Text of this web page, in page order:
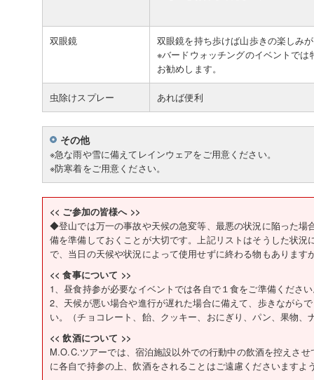
双眼鏡
双眼鏡を持ち歩けば山歩きの楽しみ
※バードウォッチングのイベントでは
お勧めします。
虫除けスプレー あれば便利
その他
※急な雨や雪に備えてレインウェアをご用意ください。
※防寒着をご用意ください。
<< ご参加の皆様へ >>
◆登山では万一の事故や天候の急変等、最悪の状況に陥った場
備を準備しておくことが大切です。上記リストはそうした状況
で、当日の天候や状況によって使用せずに終わる物もあります
<< 食事について >>
1、昼食持参が必要なイベントでは各自で１食をご準備くださ
2、天候が悪い場合や進行が遅れた場合に備えて、歩きながら
い。（チョコレート、飴、クッキー、おにぎり、パン、果物、
<< 飲酒について >>
M.O.C.ツアーでは、宿泊施設以外での行動中の飲酒を控えさ
に各自で持参の上、飲酒をされることはご遠慮くださいますよ